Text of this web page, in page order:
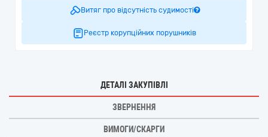
Витяг про відсутність судимості
Реєстр корупційних порушників
ДЕТАЛІ ЗАКУПІВЛІ
ЗВЕРНЕННЯ
ВИМОГИ/СКАРГИ